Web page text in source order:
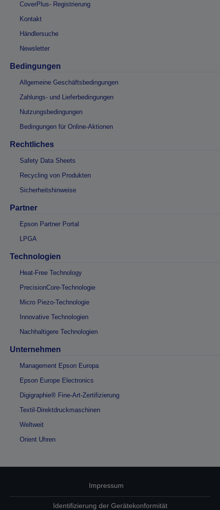
CoverPlus- Registrierung
Kontakt
Händlersuche
Newsletter
Bedingungen
Allgemeine Geschäftsbedingungen
Zahlungs- und Lieferbedingungen
Nutzungsbedingungen
Bedingungen für Online-Aktionen
Rechtliches
Safety Data Sheets
Recycling von Produkten
Sicherheitshinweise
Partner
Epson Partner Portal
LPGA
Technologien
Heat-Free Technology
PrecisionCore-Technologie
Micro Piezo-Technologie
Innovative Technologien
Nachhaltigere Technologien
Unternehmen
Management Epson Europa
Epson Europe Electronics
Digigraphie® Fine-Art-Zertifizierung
Textil-Direktdruckmaschinen
Weltweit
Orient Uhren
Impressum
Identifizierung der Gerätekonformität